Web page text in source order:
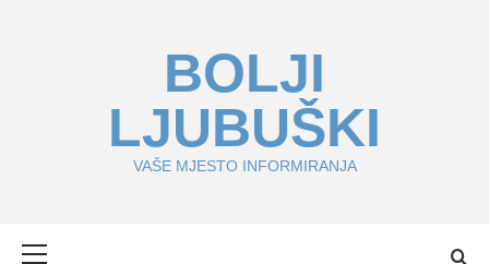
BOLJI
LJUBUŠKI
VAŠE MJESTO INFORMIRANJA